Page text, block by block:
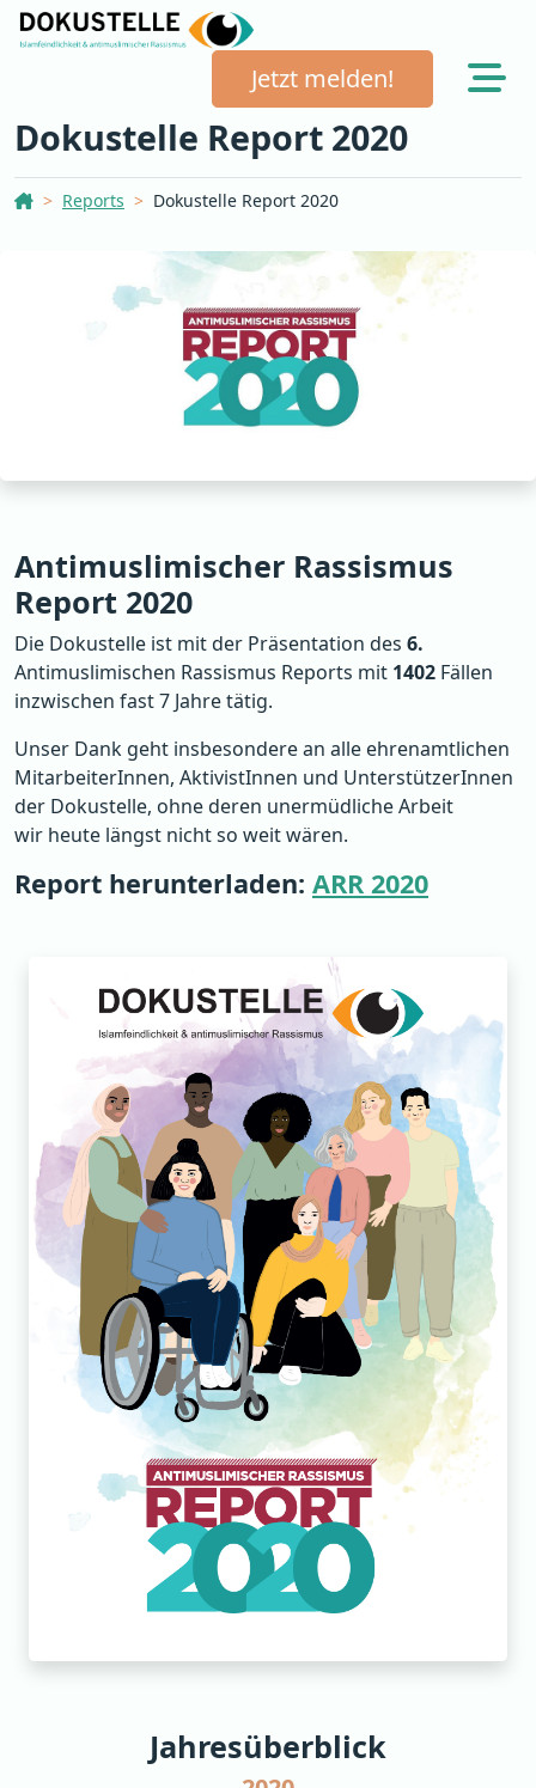
Jetzt melden!
Dokustelle Report 2020
Dokustelle Österreich
Reports Dokustelle Report 2020
Antimuslimischer Rassismus
Report 2020
Die Dokustelle ist mit der Präsentation des 6.
Antimuslimischen Rassismus Reports mit 1402 Fällen
inzwischen fast 7 Jahre tätig.
Unser Dank geht insbesondere an alle ehrenamtlichen
MitarbeiterInnen, AktivistInnen und UnterstützerInnen
der Dokustelle, ohne deren unermüdliche Arbeit
wir heute längst nicht so weit wären.
Report herunterladen: ARR 2020
Jahresüberblick